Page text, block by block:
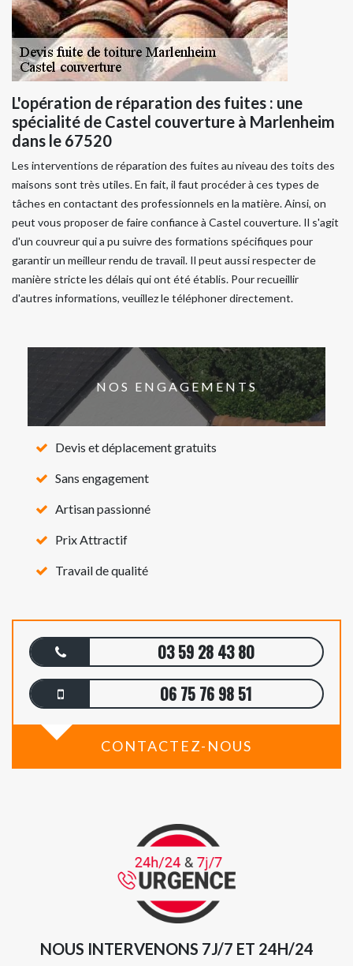
L'opération de réparation des fuites : une
spécialité de Castel couverture à Marlenheim
dans le 67520
Les interventions de réparation des fuites au niveau des toits des
maisons sont très utiles. En fait, il faut procéder à ces types de
tâches en contactant des professionnels en la matière. Ainsi, on
peut vous proposer de faire confiance à Castel couverture. Il s'agit
d'un couvreur qui a pu suivre des formations spécifiques pour
garantir un meilleur rendu de travail. Il peut aussi respecter de
manière stricte les délais qui ont été établis. Pour recueillir
d'autres informations, veuillez le téléphoner directement.
NOS ENGAGEMENTS
Devis et déplacement gratuits
Sans engagement
Artisan passionné
Prix Attractif
Travail de qualité
03 59 28 43 80
06 75 76 98 51
CONTACTEZ-NOUS
NOUS INTERVENONS 7J/7 ET 24H/24